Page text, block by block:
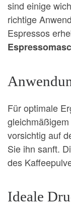
sind einige
richtige
Espressos
Für optimale
vorsichtig auf
Sie ihn sanft.
des
Ideale